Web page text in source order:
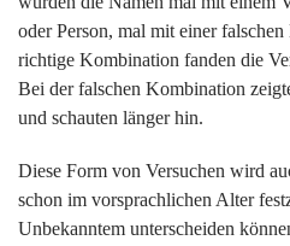
oder Person, mal mit einer
richtige Kombination fanden die
Bei der falschen Kombination
und schauten länger hin.
Diese Form von Versuchen wird
schon im vorsprachlichen Alter
Unbekanntem unterscheiden